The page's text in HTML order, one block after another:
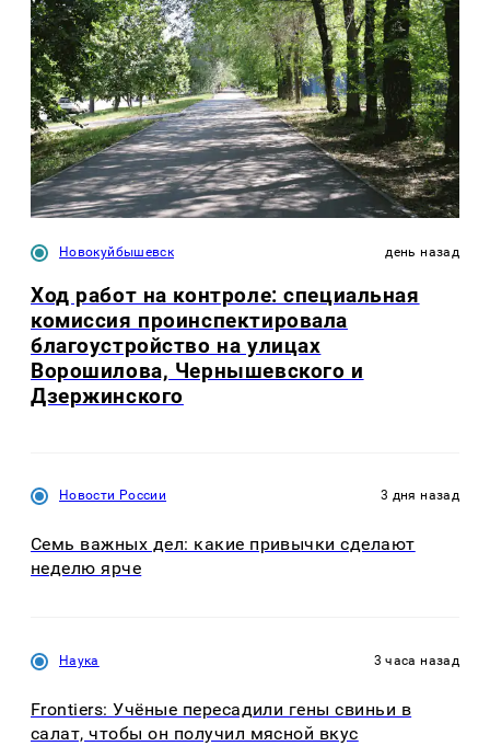
Новокуйбышевск день назад
Ход работ на контроле: специальная
комиссия проинспектировала
благоустройство на улицах
Ворошилова, Чернышевского и
Дзержинского
Новости России 3 дня назад
Семь важных дел: какие привычки сделают
неделю ярче
Наука 3 часа назад
Frontiers: Учёные пересадили гены свиньи в
салат, чтобы он получил мясной вкус